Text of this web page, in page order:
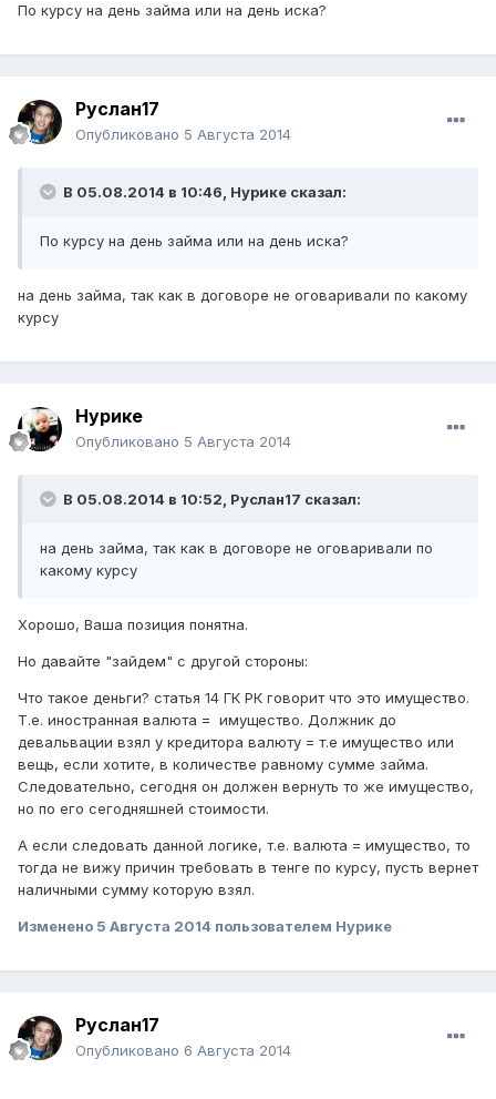
По курсу на день займа или на день иска?
Руслан17
Опубликовано 5 Августа 2014
В 05.08.2014 в 10:46, Нурике сказал:
По курсу на день займа или на день иска?
на день займа, так как в договоре не оговаривали по какому
курсу
Нурике
Опубликовано 5 Августа 2014
В 05.08.2014 в 10:52, Руслан17 сказал:
на день займа, так как в договоре не оговаривали по
какому курсу
Хорошо, Ваша позиция понятна.
Но давайте "зайдем" с другой стороны:
Что такое деньги? статья 14 ГК РК говорит что это имущество.
Т.е. иностранная валюта = имущество. Должник до
девальвации взял у кредитора валюту = т.е имущество или
вещь, если хотите, в количестве равному сумме займа.
Следовательно, сегодня он должен вернуть то же имущество,
но по его сегодняшней стоимости.
А если следовать данной логике, т.е. валюта = имущество, то
тогда не вижу причин требовать в тенге по курсу, пусть вернет
наличными сумму которую взял.
Изменено 5 Августа 2014 пользователем Нурике
Руслан17
Опубликовано 6 Августа 2014